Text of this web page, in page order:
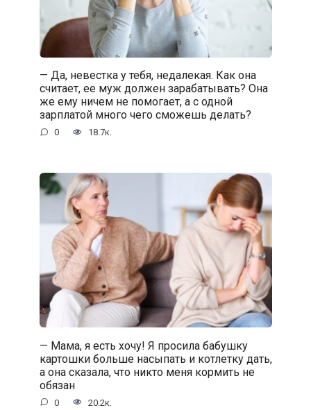
— Да, невестка у тебя, недалекая. Как она
считает, ее муж должен зарабатывать? Она
же ему ничем не помогает, а с одной
зарплатой много чего сможешь делать?
0 18.7к.
— Мама, я есть хочу! Я просила бабушку
картошки больше насыпать и котлетку дать,
а она сказала, что никто меня кормить не
обязан
0 20.2к.